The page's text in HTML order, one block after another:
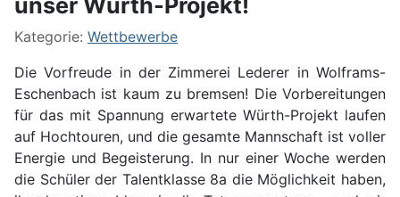
unser Würth-Projekt!
Kategorie: Wettbewerbe
Die Vorfreude in der Zimmerei Lederer in Wolframs-
Eschenbach ist kaum zu bremsen! Die Vorbereitungen
für das mit Spannung erwartete Würth-Projekt laufen
auf Hochtouren, und die gesamte Mannschaft ist voller
Energie und Begeisterung. In nur einer Woche werden
die Schüler der Talentklasse 8a die Möglichkeit haben,